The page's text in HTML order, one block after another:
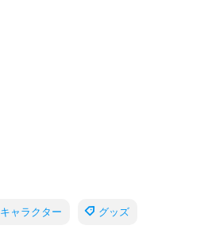
キャラクター グッズ